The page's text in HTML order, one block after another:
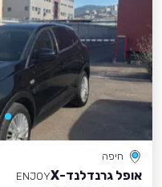
חיפה
אופל גרנדלנד-X
ENJOY